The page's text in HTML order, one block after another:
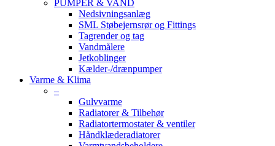
PUMPER & VAND
Nedsivningsanlæg
SML Støbejernsrør og Fittings
Tagrender og tag
Vandmålere
Jetkoblinger
Kælder-/drænpumper
Varme & Klima
–
Gulvvarme
Radiatorer & Tilbehør
Radiatortermostater & ventiler
Håndklæderadiatorer